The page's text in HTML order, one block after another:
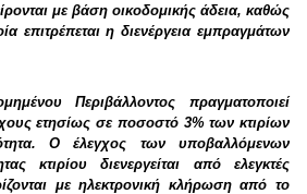
με βάση οικοδομικής άδεια, καθώς
επιτρέπεται η διενέργεια εμπραγμάτων
Περιβάλλοντος πραγματοποιεί
ετησίως σε ποσοστό 3% των κτιρίων
Ο έλεγχος των υποβαλλόμενων
κτιρίου διενεργείται από ελεγκτές
με ηλεκτρονική κλήρωση από το